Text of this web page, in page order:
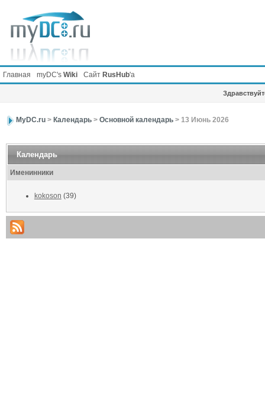
Главная myDC's Wiki Сайт RusHub'а
MyDC.ru> Календарь> Основной календарь> 13 Июнь 2026
Календарь
Именинники
kokoson (39)